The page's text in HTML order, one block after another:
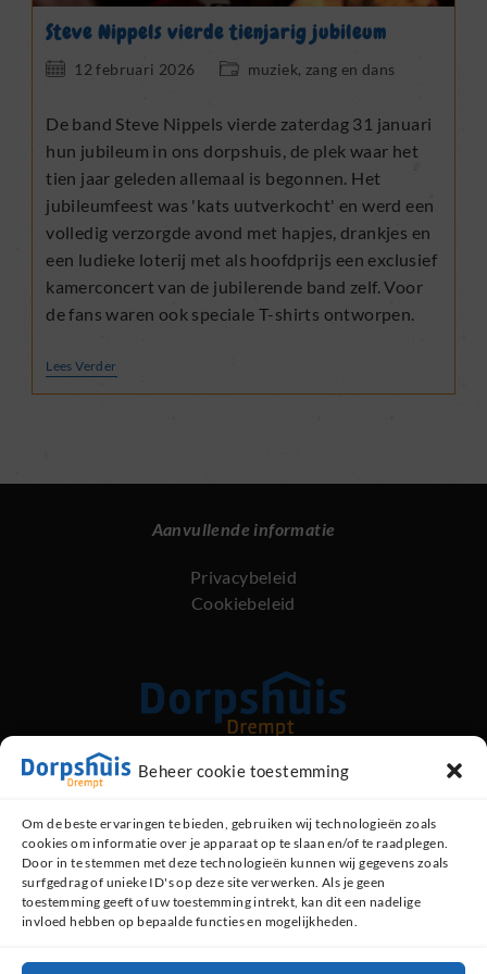
Beheer cookie toestemming
Om de beste ervaringen te bieden, gebruiken wij technologieën zoals
cookies om informatie over je apparaat op te slaan en/of te raadplegen.
Door in te stemmen met deze technologieën kunnen wij gegevens zoals
surfgedrag of unieke ID's op deze site verwerken. Als je geen
toestemming geeft of uw toestemming intrekt, kan dit een nadelige
invloed hebben op bepaalde functies en mogelijkheden.
Steve Nippels vierde tienjarig jubileum
Bericht12 februari 2026 Berichtcategorie:
muziek, zang en dans
De band Steve Nippels vierde zaterdag 31 januari
hun jubileum in ons dorpshuis, de plek waar het
tien jaar geleden allemaal is begonnen. Het
jubileumfeest was 'kats uutverkocht' en werd een
volledig verzorgde avond met hapjes, drankjes en
een ludieke loterij met als hoofdprijs een exclusief
kamerconcert van de jubilerende band zelf. Voor
de fans waren ook speciale T-shirts ontworpen.
Lees VerderSteve
Nippels
Vierde
Aanvullende informatie
Privacybeleid
Cookiebeleid
Kerkstraat 89, 6996 AG Drempt
Contact opnemen
0313 - 47 13 48 (dorpshuis)
06 - 519 35 793 (beheerder)